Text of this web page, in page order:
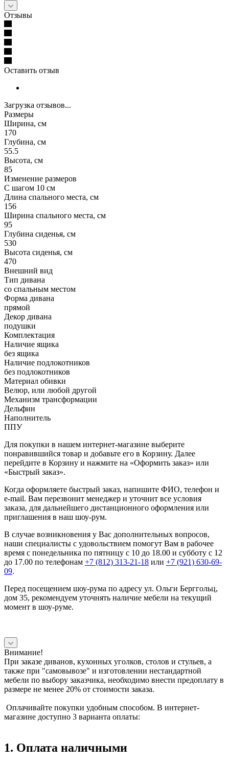
Отзывы
Оставить отзыв
Загрузка отзывов...
Размеры
Ширина, см
170
Глубина, см
55.5
Высота, см
85
Изменение размеров
С шагом 10 см
Длина спального места, см
156
Ширина спального места, см
95
Глубина сиденья, см
530
Высота сиденья, см
470
Внешний вид
Тип дивана
со спальным местом
Форма дивана
прямой
Декор дивана
подушки
Комплектация
Наличие ящика
без ящика
Наличие подлокотников
без подлокотников
Материал обивки
Велюр, или любой другой
Механизм трансформации
Дельфин
Наполнитель
ППУ
Для покупки в нашем интернет-магазине выберите
понравившийся товар и добавьте его в Корзину. Далее
перейдите в Корзину и нажмите на «Оформить заказ» или
«Быстрый заказ».
Когда оформляете быстрый заказ, напишите ФИО, телефон и
e-mail. Вам перезвонит менеджер и уточнит все условия
заказа, для дальнейшего дистанционного оформления или
приглашения в наш шоу-рум.
В случае возникновения у Вас дополнительных вопросов,
наши специалисты с удовольствием помогут Вам в рабочее
время с понедельника по пятницу с 10 до 18.00 и субботу с 12
до 17.00 по телефонам +7 (812) 313-21-18 или +7 (921) 630-69-
09.
Перед посещением шоу-рума по адресу ул. Ольги Берггольц,
дом 35, рекомендуем уточнять наличие мебели на текущий
момент в шоу-руме.
Внимание!
При заказе диванов, кухонных уголков, столов и стульев, а
также при "самовывозе" и изготовлении нестандартной
мебели по выбору заказчика, необходимо внести предоплату в
размере не менее 20% от стоимости заказа.
Оплачивайте покупки удобным способом. В интернет-
магазине доступно 3 варианта оплаты:
1. Оплата наличными